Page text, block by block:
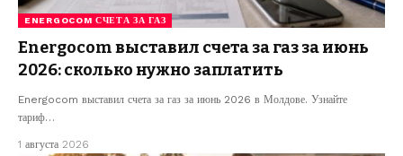
ENERGOCOM СЧЕТА ЗА ГАЗ
Energocom выставил счета за газ за июнь
2026: сколько нужно заплатить
Energocom выставил счета за газ за июнь 2026 в Молдове. Узнайте
тариф…
1 августа 2026